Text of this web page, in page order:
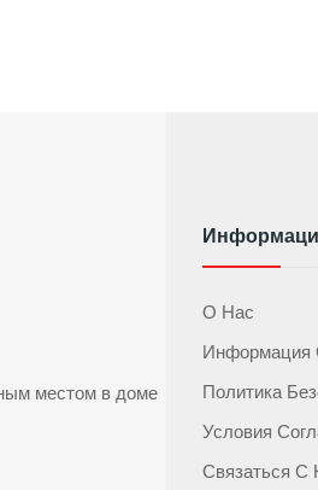
местом в доме
О Нас
Информация
Политика
Условия
Связаться С